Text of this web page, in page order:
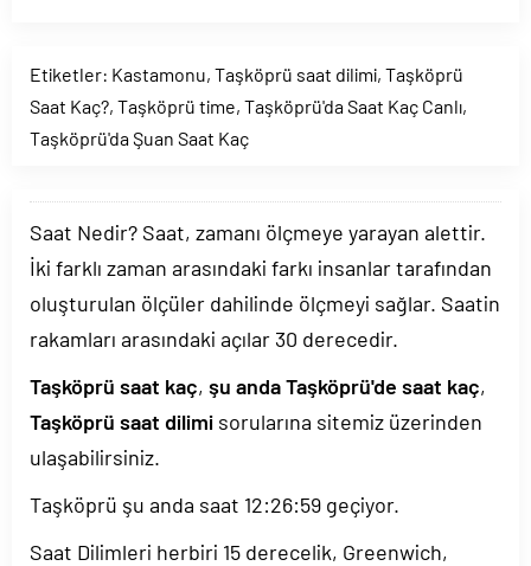
Etiketler: Kastamonu, Taşköprü saat dilimi, Taşköprü
Saat Kaç?, Taşköprü time, Taşköprü'da Saat Kaç Canlı,
Taşköprü'da Şuan Saat Kaç
Saat Nedir? Saat, zamanı ölçmeye yarayan alettir.
İki farklı zaman arasındaki farkı insanlar tarafından
oluşturulan ölçüler dahilinde ölçmeyi sağlar. Saatin
rakamları arasındaki açılar 30 derecedir.
Taşköprü saat kaç, şu anda Taşköprü'de saat kaç,
Taşköprü saat dilimi sorularına sitemiz üzerinden
ulaşabilirsiniz.
Taşköprü şu anda saat 12:26:59 geçiyor.
Saat Dilimleri herbiri 15 derecelik, Greenwich,